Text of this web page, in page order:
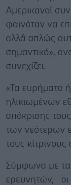
Αμερικανοί
φαινόταν να
αλλά απλώς
σημαντικό»,
συνεχίζει.
«Τα ευρήματα
ηλικιωμένων
απόκρισης
των νεότερων
τους
Σύμφωνα με
ερευνητών, οι